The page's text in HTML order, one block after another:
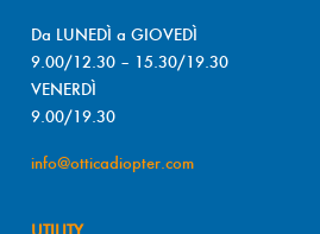
Da LUNEDÌ a GIOVEDÌ
9.00/12.30 – 15.30/19.30
VENERDÌ
9.00/19.30
info@otticadiopter.com